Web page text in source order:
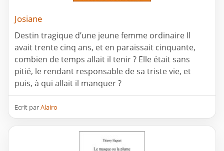
Josiane
Destin tragique d’une jeune femme ordinaire Il
avait trente cinq ans, et en paraissait cinquante,
combien de temps allait il tenir ? Elle était sans
pitié, le rendant responsable de sa triste vie, et
puis, à qui allait il manquer ?
Ecrit parAlairo